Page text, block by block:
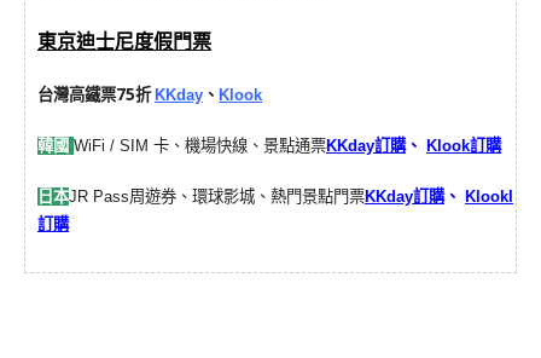
東京迪士尼度假門票
台灣高鐵票75折 KKday 、 Klook
韓國 WiFi / SIM 卡、機場快線、景點通票KKday訂購、 Klook訂購
日本JR Pass周遊券、環球影城、熱門景點門票KKday訂購、 KlookI
訂購